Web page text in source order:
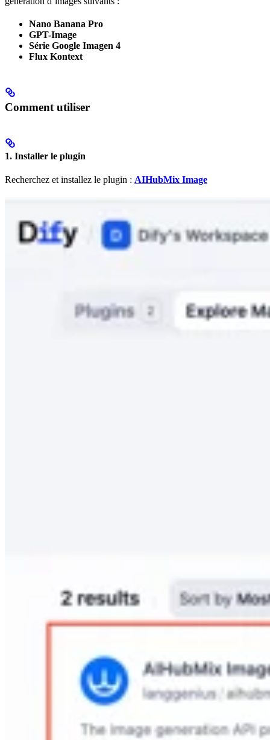
Nano Banana Pro
GPT-Image
Série Google Imagen 4
Flux Kontext
Comment utiliser
1. Installer le plugin
Recherchez et installez le plugin : AIHubMix Image